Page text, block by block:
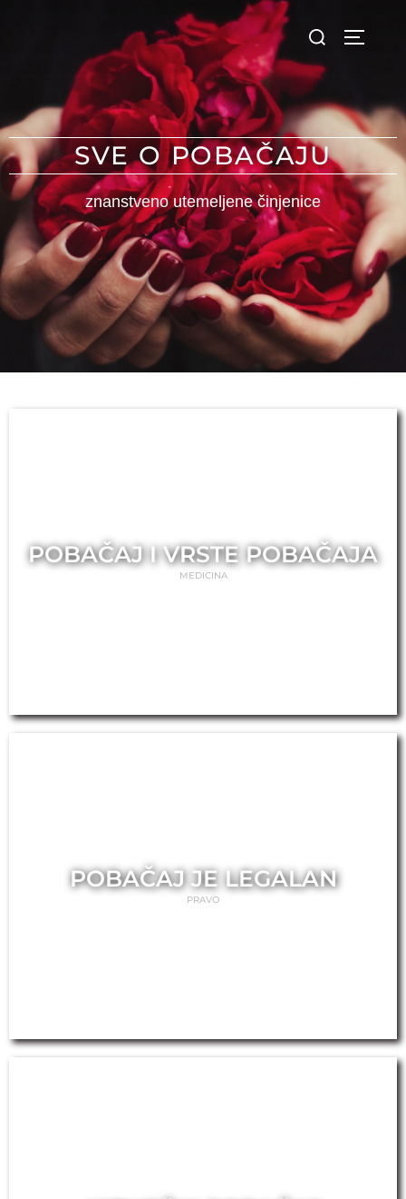
SVE O POBAČAJU
znanstveno utemeljene činjenice
POBAČAJ I VRSTE POBAČAJA
MEDICINA
POBAČAJ JE LEGALAN
PRAVO